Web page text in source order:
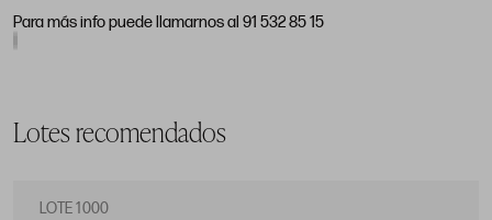
Para más info puede llamarnos al 91 532 85 15
Lotes recomendados
LOTE 1000